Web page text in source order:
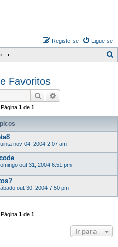
Ligue-se
Registe-se
i
r
Favoritos
Pesquisar
1 de 1
nov 04, 2004 2:07 am
out 31, 2004 6:51 pm
out 30, 2004 7:50 pm
1 de 1
Ir para